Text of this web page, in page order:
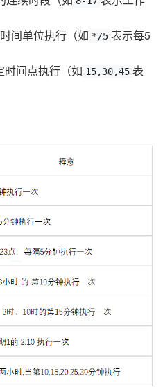
间单位执行（如 */5 表示每5
时间点执行（如 15,30,45 表